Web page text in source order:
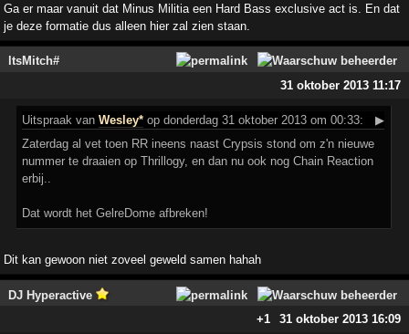
Ga er maar vanuit dat Minus Militia een Hard Bass exclusive act is. En dat
je deze formatie dus alleen hier zal zien staan.
ltsMitch#
31 oktober 2013 11:17
Uitspraak vanWesley* op donderdag 31 oktober 2013 om 00:33:
▶
Zaterdag al vet toen RR ineens naast Crypsis stond om z'n nieuwe
nummer te draaien op Thrillogy, en dan nu ook nog Chain Reaction
erbij..
Dat wordt het GelreDome afbreken!
Dit kan gewoon niet zoveel geweld samen hahah
DJ Hyperactive
+1
31 oktober 2013 16:09